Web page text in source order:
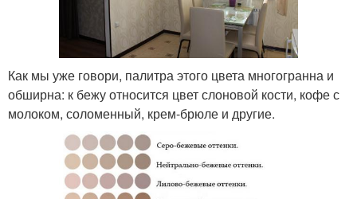
Как мы уже говори, палитра этого цвета многогранна и
обширна: к бежу относится цвет слоновой кости, кофе с
молоком, соломенный, крем-брюле и другие.